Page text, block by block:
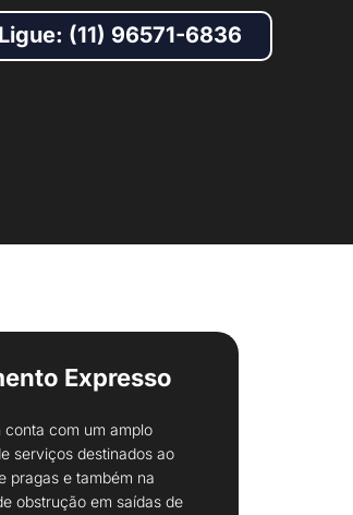
Ligue: (11) 96571-6836
Expresso
conta com um amplo
serviços destinados ao
pragas e também na
obstrução em saídas de